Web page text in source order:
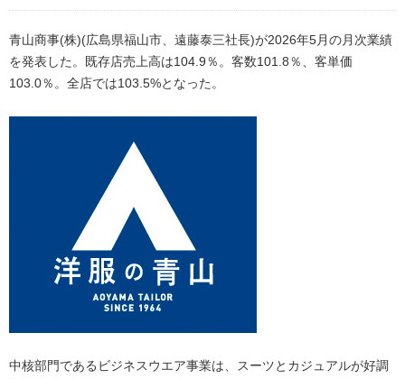
青山商事(株)(広島県福山市、遠藤泰三社長)が2026年5月の月次業績
を発表した。既存店売上高は104.9％。客数101.8％、客単価
103.0％。全店では103.5%となった。
中核部門であるビジネスウエア事業は、スーツとカジュアルが好調